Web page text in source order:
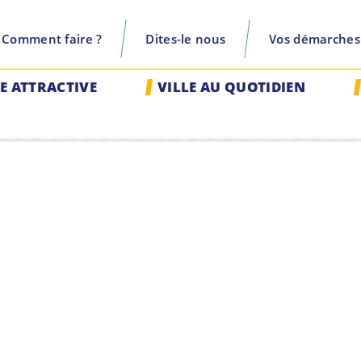
Comment faire ? Dites-le nous Vos démarches
recherche
ATTRACTIVE VILLE AU QUOTIDIEN